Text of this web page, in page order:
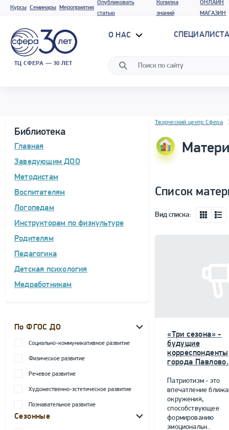
Курсы Семинары Мероприятия
Опубликовать
статью
Копилка
знаний
ОНЛАЙН
МАГАЗИН
ТЦ СФЕРА — 30 ЛЕТ
О НАС
Библиотека
Главная
Заведующим ДОО
Методистам
Воспитателям
Логопедам
Инструкторам по физкультуре
Родителям
Педагогика
Детская психология
Медработникам
По ФГОС ДО
Социально-коммуникативное развитие
Физическое развитие
Речевое развитие
Художественно-эстетическое развитие
Познавательное развитие
Сезонные
Блок новостей
Творческий центр Сфера
Список
Вид списка:
«Три сезона» -
будущие
корреспонденты
города Павлово.
Патриотизм - это
впечатление
окружения,
способствующее
формированию
эмоциональн..